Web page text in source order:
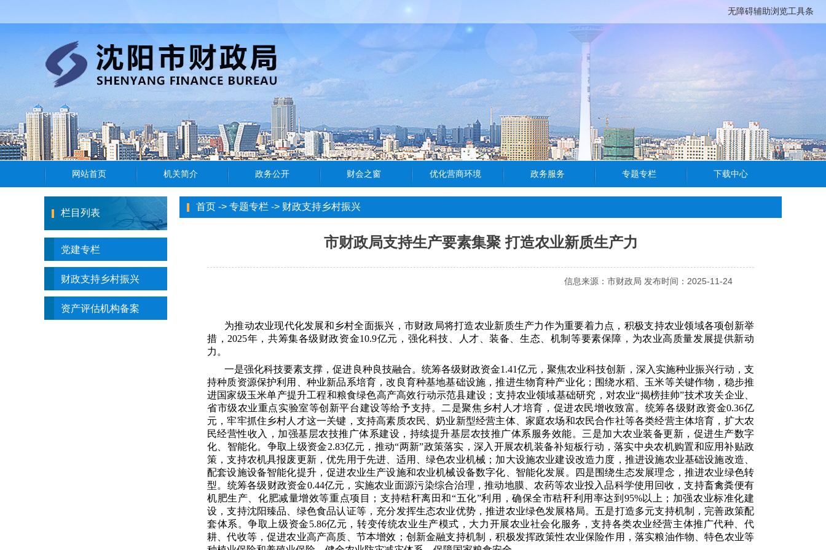
无障碍辅助浏览工具条
栏目列表
党建专栏
财政支持乡村振兴
资产评估机构备案
首页 -> 专题专栏 -> 财政支持乡村振兴
市财政局支持生产要素集聚 打造农业新质生产力
信息来源：市财政局 发布时间：2025-11-24
为推动农业现代化发展和乡村全面振兴，市财政局将打造农业新质生产力作为重要着力点，积极支持农业领域各项创新举
措，2025年，共筹集各级财政资金10.9亿元，强化科技、人才、装备、生态、机制等要素保障，为农业高质量发展提供新动
力。
一是强化科技要素支撑，促进良种良技融合。统筹各级财政资金1.41亿元，聚焦农业科技创新，深入实施种业振兴行动，支
持种质资源保护利用、种业新品系培育，改良育种基地基础设施，推进生物育种产业化；围绕水稻、玉米等关键作物，稳步推
进国家级玉米单产提升工程和粮食绿色高产高效行动示范县建设；支持农业领域基础研究，对农业“揭榜挂帅”技术攻关企业、
省市级农业重点实验室等创新平台建设等给予支持。二是聚焦乡村人才培育，促进农民增收致富。统筹各级财政资金0.36亿
元，牢牢抓住乡村人才这一关键，支持高素质农民、奶业新型经营主体、家庭农场和农民合作社等各类经营主体培育，扩大农
民经营性收入，加强基层农技推广体系建设，持续提升基层农技推广体系服务效能。三是加大农业装备更新，促进生产数字
化、智能化。争取上级资金2.83亿元，推动“两新”政策落实，深入开展农机装备补短板行动，落实中央农机购置和应用补贴政
策，支持农机具报废更新，优先用于先进、适用、绿色农业机械；加大设施农业建设改造力度，推进设施农业基础设施改造、
配套设施设备智能化提升，促进农业生产设施和农业机械设备数字化、智能化发展。四是围绕生态发展理念，推进农业绿色转
型。 统筹各级财政资金0.44亿元， 实施农业面源污染综合治理，推动地膜、农药等农业投入品科学使用回收，支持畜禽粪便有
机肥生产、化肥减量增效等重点项目；支持秸秆离田和“五化”利用，确保全市秸秆利用率达到95%以上；加强农业标准化建
设，支持沈阳臻品、绿色食品认证等，充分发挥生态农业优势，推进农业绿色发展格局。 五是打造多元支持机制，完善政策配
套体系。争取上级资金5.86亿元，转变传统农业生产模式，大力开展农业社会化服务，支持各类农业经营主体推广代种、代
耕、代收等，促进农业高产高质、节本增效；创新金融支持机制，积极发挥政策性农业保险作用，落实粮油作物、特色农业等